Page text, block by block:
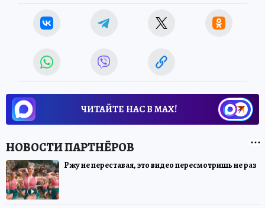
ЧИТАЙТЕ НАС В МАХ!
Ржу не переставая, это видео пересмотришь не раз